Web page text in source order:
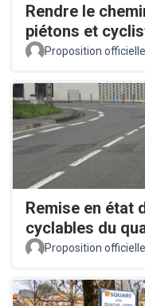
Rendre le
piétons et
Proposition officielle
Remise en état
cyclables du
Proposition officielle